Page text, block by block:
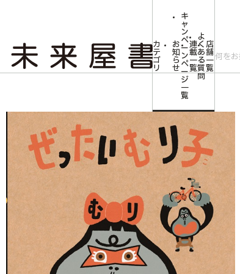
カ
テ
ゴ
リ
お
知
ら
せ
キ
ャ
ン
ペ
ー
ン
ペ
ー
ジ
一
覧
連
載
一
覧
よ
く
あ
る
質
問
店
舗
一
覧
ぜったいむり子